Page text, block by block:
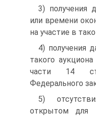
3) получения
или времени
на участие в
4) получения
такого
части 14
Федерального
5)
открытом для